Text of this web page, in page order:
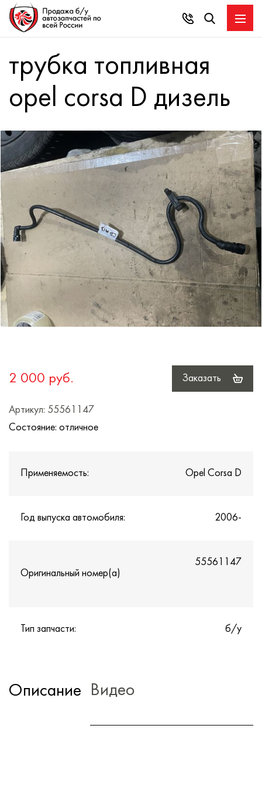
трубка топливная
opel corsa D дизель
2 000 руб. Заказать
Артикул: 55561147
Состояние: отличное
Применяемость: Opel Corsa D
Год выпуска автомобиля: 2006-
Оригинальный номер(а)
55561147
Тип запчасти: б/у
Описание Видео